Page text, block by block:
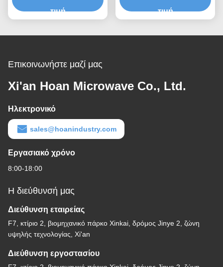
3.5-2000KG
τιμή
δονήσεις απορρόφηση
δονήσεις είναι
τιμή
Επικοινωνήστε μαζί μας
Xi'an Hoan Microwave Co., Ltd.
Ηλεκτρονικό
sales@hoanindustry.com
Εργασιακό χρόνο
8:00-18:00
Η διεύθυνσή μας
Διεύθυνση εταιρείας
F7, κτίριο 2, βιομηχανικό πάρκο Xinkai, δρόμος Jinye 2, ζώνη
υψηλής τεχνολογίας, Xi'an
Διεύθυνση εργοστασίου